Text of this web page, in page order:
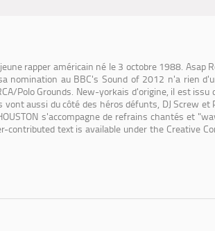
rapper américain né le 3 octobre 1988. Asap
nomination au BBC's Sound of 2012 n'a rien
Polo Grounds. New-yorkais d'origine, il est issu
aussi du côté des héros défunts, DJ Screw et
s'accompagne de refrains chantés et
contributed text is available under the Creative